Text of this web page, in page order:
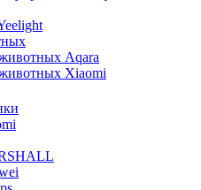
Aqara
Xiaomi